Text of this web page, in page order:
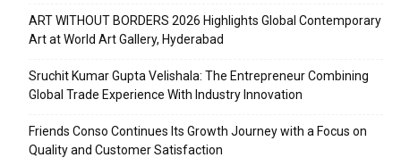
ART WITHOUT BORDERS 2026 Highlights Global Contemporary
Art at World Art Gallery, Hyderabad
Sruchit Kumar Gupta Velishala: The Entrepreneur Combining
Global Trade Experience With Industry Innovation
Friends Conso Continues Its Growth Journey with a Focus on
Quality and Customer Satisfaction